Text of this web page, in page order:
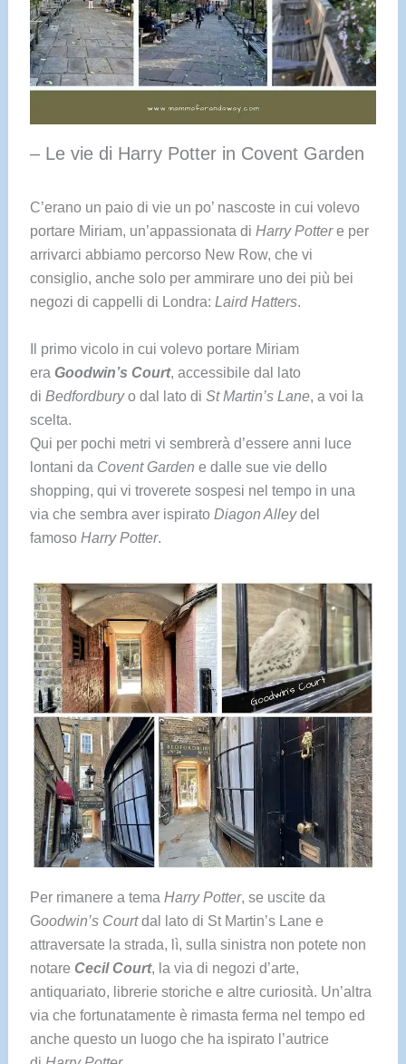
– Le vie di Harry Potter in Covent Garden
C’erano un paio di vie un po’ nascoste in cui volevo
portare Miriam, un’appassionata di Harry Pottere per
arrivarci abbiamo percorso New Row, che vi
consiglio, anche solo per ammirare uno dei più bei
negozi di cappelli di Londra: Laird Hatters.
Il primo vicolo in cui volevo portare Miriam
era Goodwin’s Court, accessibile dal lato
di Bedfordburyo dal lato di St Martin’s Lane, a voi la
scelta.
Qui per pochi metri vi sembrerà d’essere anni luce
lontani da Covent Garden e dalle sue vie dello
shopping, qui vi troverete sospesi nel tempo in una
via che sembra aver ispirato Diagon Alleydel
famoso Harry Potter.
Per rimanere a tema Harry Potter, se uscite da
Goodwin’s Courtdal lato di St Martin’s Lane e
attraversate la strada, lì, sulla sinistra non potete non
notare Cecil Court, la via di negozi d’arte,
antiquariato, librerie storiche e altre curiosità. Un’altra
via che fortunatamente è rimasta ferma nel tempo ed
anche questo un luogo che ha ispirato l’autrice